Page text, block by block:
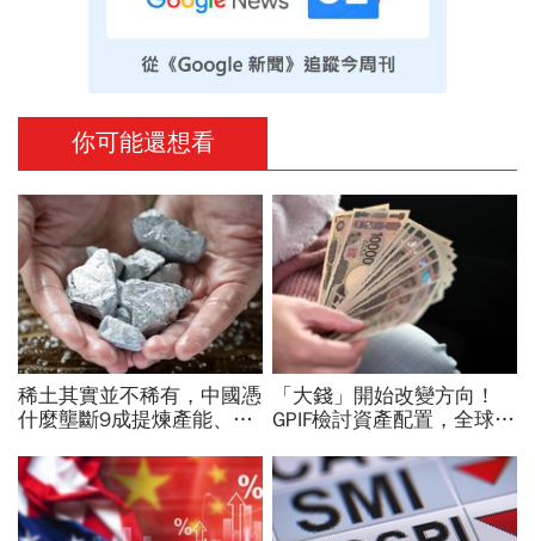
你可能還想看
稀土其實並不稀有，中國憑
什麼壟斷9成提煉產能、掐
美中角力下，台灣最該擔心
的事
「大錢」開始改變方向！
GPIF檢討資產配置，全球資